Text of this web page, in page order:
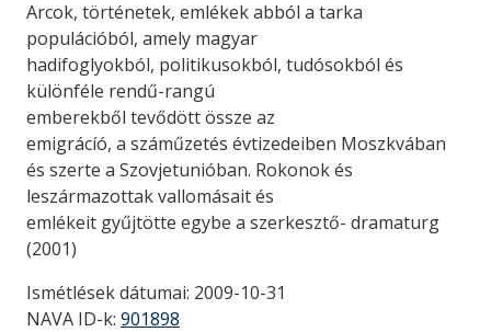
Arcok, történetek, emlékek abból a tarka
populációból, amely magyar
hadifoglyokból, politikusokból, tudósokból és
különféle rendű-rangú
emberekből tevődött össze az
emigrácíó, a száműzetés évtizedeiben Moszkvában
és szerte a Szovjetunióban. Rokonok és
leszármazottak vallomásait és
emlékeit gyűjtötte egybe a szerkesztő- dramaturg
(2001)
Ismétlések dátumai: 2009-10-31
NAVA ID-k: 901898